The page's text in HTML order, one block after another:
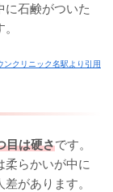
に石鹸がついた
ンクリニック名駅より引用
目は硬さです。
柔らかいが中に
があります。